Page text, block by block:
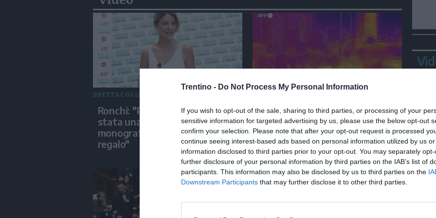
Trentino - Do Not Process My Personal Information
If you wish to opt-out of the sale, sharing to third parties, or processing of your
sensitive information for targeted advertising by us, please use the below opt-out
confirm your selection. Please note that after your opt-out request is processed
continue seeing interest-based ads based on personal information utilized by us
information disclosed to third parties prior to your opt-out. You may separately
further disclosure of your personal information by third parties on the IAB’s list of
participants. This information may also be disclosed by us to third parties on the
Downstream Participants that may further disclose it to other third parties.
SPETTACOLO
Ronchi: "Per me il cinema è
stata una passione,
monografia dedicata è un bel
regalo"
Ondata di calore travolge Seul,
la situazione nelle immagini
termiche